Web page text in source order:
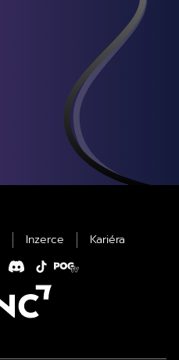
Inzerce Kariéra